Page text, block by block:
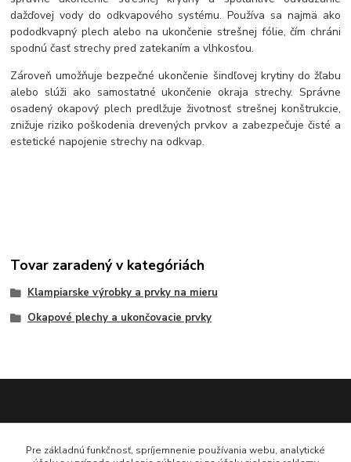
dažďovej vody do odkvapového systému. Používa sa najmä ako
pododkvapný plech alebo na ukončenie strešnej fólie, čím chráni
spodnú časť strechy pred zatekaním a vlhkosťou.
Zároveň umožňuje bezpečné ukončenie šindľovej krytiny do žľabu
alebo slúži ako samostatné ukončenie okraja strechy. Správne
osadený okapový plech predlžuje životnosť strešnej konštrukcie,
znižuje riziko poškodenia drevených prvkov a zabezpečuje čisté a
estetické napojenie strechy na odkvap.
Tovar zaradený v kategóriách
Klampiarske výrobky a prvky na mieru
Okapové plechy a ukončovacie prvky
0948 484 313
Pre základnú funkčnosť, spríjemnenie používania webu, analytické